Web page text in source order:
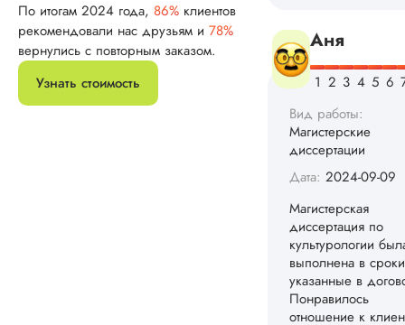
По итогам 2024 года, 86% клиентов
рекомендовали нас друзьям и 78%
вернулись с повторным заказом.
Узнать стоимость
структуру,
по методичке и
грамотно
результаты
раз отправляли на
доработку, так как
моему
преподу что-то
Читать полный
Катя